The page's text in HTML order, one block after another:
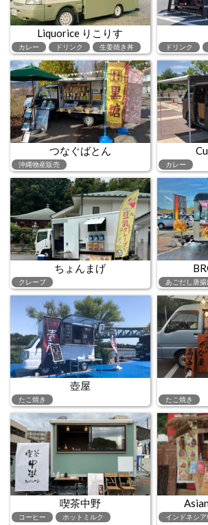
Liquorice りこりす
カレー ドリンク 生姜焼き丼 ドリンク
つなぐばとん
沖縄物産販売 カレー
ちょんまげ
クレープ あごだし唐揚
壺屋
たこ焼き たこ焼き
喫茶中野
コーヒー ホットミルク
インドネシア